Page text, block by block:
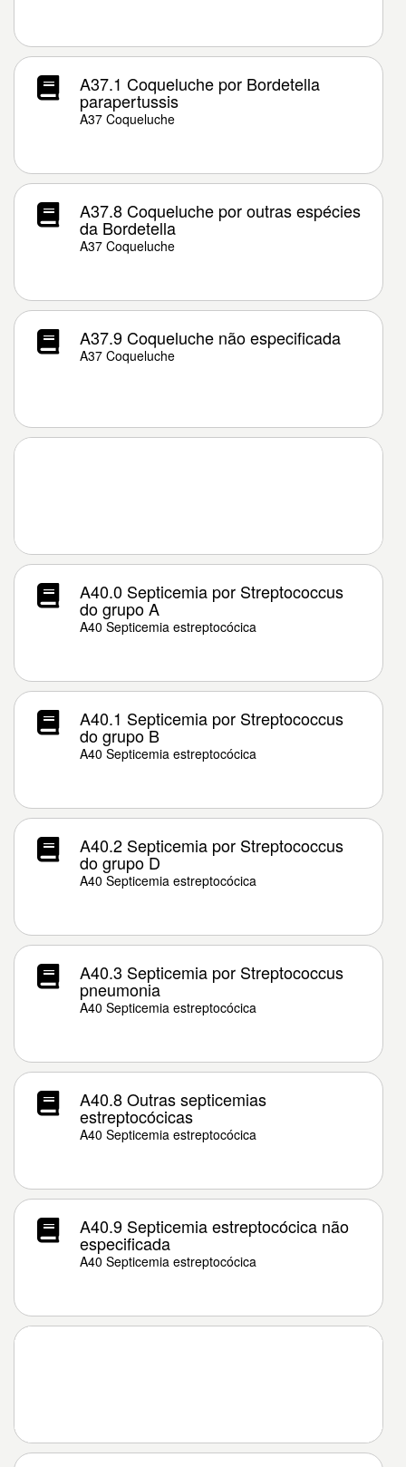
A37.1 Coqueluche por Bordetella
parapertussis
A37 Coqueluche
A37.8 Coqueluche por outras espécies
da Bordetella
A37 Coqueluche
A37.9 Coqueluche não especificada
A37 Coqueluche
A40.0 Septicemia por Streptococcus
do grupo A
A40 Septicemia estreptocócica
A40.1 Septicemia por Streptococcus
do grupo B
A40 Septicemia estreptocócica
A40.2 Septicemia por Streptococcus
do grupo D
A40 Septicemia estreptocócica
A40.3 Septicemia por Streptococcus
pneumonia
A40 Septicemia estreptocócica
A40.8 Outras septicemias
estreptocócicas
A40 Septicemia estreptocócica
A40.9 Septicemia estreptocócica não
especificada
A40 Septicemia estreptocócica